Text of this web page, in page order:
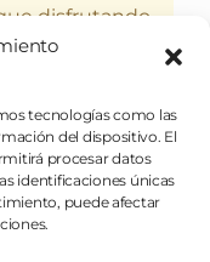
tecnologías como las
del dispositivo. El
procesar datos
identificaciones únicas
puede afectar
disfrutando